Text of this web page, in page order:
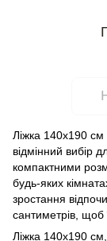
Ліжка 140x190 см
відмінний вибір
компактними
будь-яких
зростання
сантиметрів,
Ліжка 140x190 см,